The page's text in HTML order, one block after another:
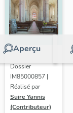
Aperçu
Dossier
IM85000857 |
Réalisé par
Suire Yannis
(Contributeur)